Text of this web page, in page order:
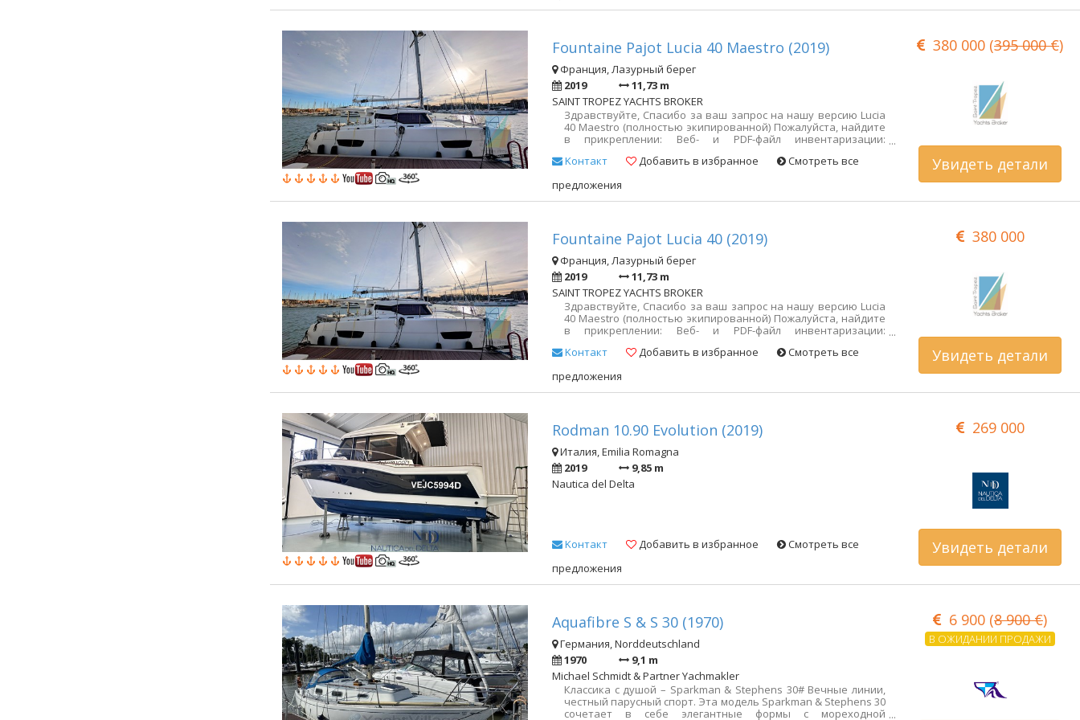
Fountaine Pajot Lucia 40 Maestro (2019) 380 000 (395 000 €)
Франция, Лазурный берег
2019
11,73 m
SAINT TROPEZ YACHTS BROKER
Здравствуйте, Спасибо за ваш запрос на нашу версию Lucia
40 Maestro (полностью экипированной) Пожалуйста, найдите
в прикреплении: Веб- и PDF-файл инвентаризации:
description=fountaine-pajot-lucia-40-maestro&detail=voilier-
https://photos.app.goo.gl/HrtmFa9LwUwW6cLq6 360° фотофайл:
https://photos.app.goo.gl/Kbdh1NnnunZqWnja8 Лодку можно
дополнительной информации. С уважением.
Kонтакт Добавить в избранное
Смотреть все
предложения
Увидеть детали
Fountaine Pajot Lucia 40 (2019) 380 000
Франция, Лазурный берег
2019
11,73 m
SAINT TROPEZ YACHTS BROKER
Здравствуйте, Спасибо за ваш запрос на нашу версию Lucia
40 Maestro (полностью экипированной) Пожалуйста, найдите
в прикреплении: Веб- и PDF-файл инвентаризации:
description=fountaine-pajot-lucia-40-maestro&detail=voilier-
https://photos.app.goo.gl/HrtmFa9LwUwW6cLq6 360° фотофайл:
https://photos.app.goo.gl/Kbdh1NnnunZqWnja8 Лодку можно
дополнительной информации. С уважением.
Kонтакт Добавить в избранное
Смотреть все
предложения
Увидеть детали
Rodman 10.90 Evolution (2019) 269 000
Италия, Emilia Romagna
2019
9,85 m
Nautica del Delta
Kонтакт Добавить в избранное
Смотреть все
предложения
Увидеть детали
Aquafibre S & S 30 (1970) 6 900 (8 900 €)
В ОЖИДАНИИ ПРОДАЖИ
Германия, Norddeutschland
1970
9,1 m
Michael Schmidt & Partner Yachmakler
Классика с душой – Sparkman & Stephens 30# Вечные линии,
честный парусный спорт. Эта модель Sparkman & Stephens 30
сочетает в себе элегантные формы с мореходной